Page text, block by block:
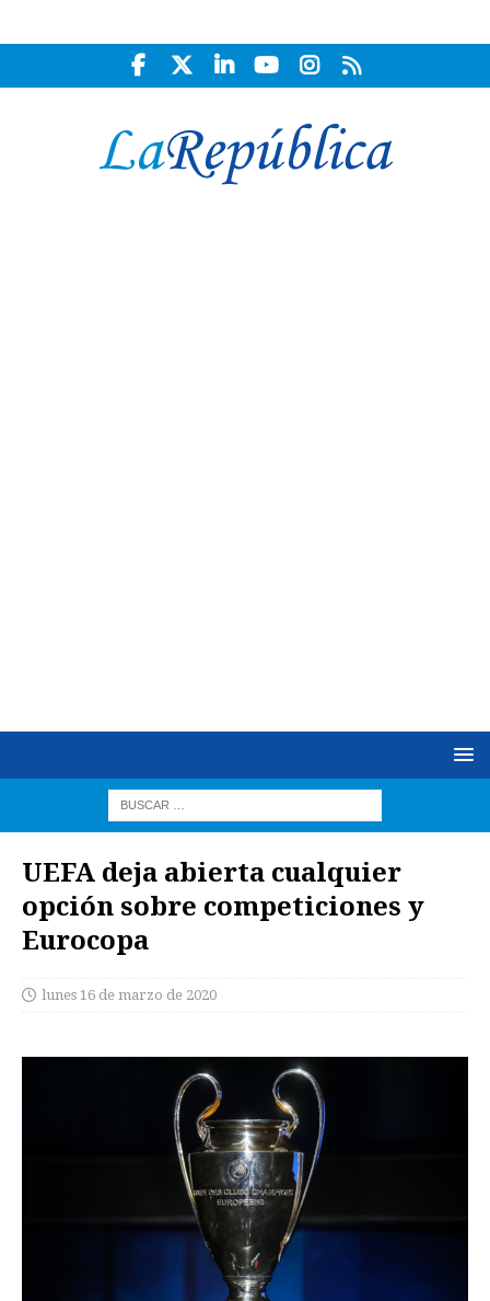
UEFA deja abierta cualquier
opción sobre competiciones y
Eurocopa
lunes 16 de marzo de 2020